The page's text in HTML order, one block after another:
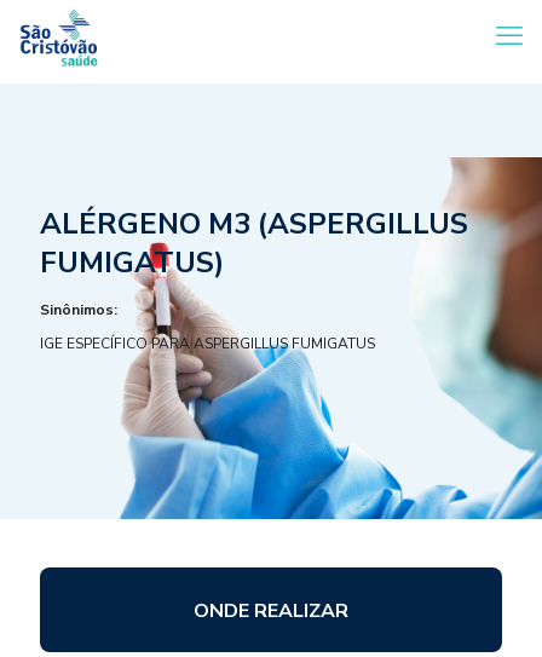
ALÉRGENO M3 (ASPERGILLUS
FUMIGATUS)
Sinônimos:
IGE ESPECÍFICO PARA ASPERGILLUS FUMIGATUS
ONDE REALIZAR